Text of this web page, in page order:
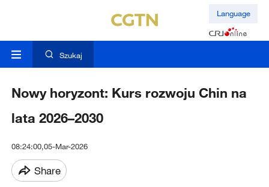
Language
Szukaj
Nowy horyzont: Kurs rozwoju Chin na
lata 2026–2030
08:24:00,05-Mar-2026
Share